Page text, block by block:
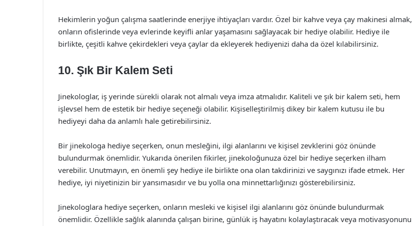
Hekimlerin yoğun çalışma saatlerinde enerjiye ihtiyaçları vardır. Özel bir kahve veya çay makinesi almak,
onların ofislerinde veya evlerinde keyifli anlar yaşamasını sağlayacak bir hediye olabilir. Hediye ile
birlikte, çeşitli kahve çekirdekleri veya çaylar da ekleyerek hediyenizi daha da özel kılabilirsiniz.
10. Şık Bir Kalem Seti
Jinekologlar, iş yerinde sürekli olarak not almalı veya imza atmalıdır. Kaliteli ve şık bir kalem seti, hem
işlevsel hem de estetik bir hediye seçeneği olabilir. Kişiselleştirilmiş dikey bir kalem kutusu ile bu
hediyeyi daha da anlamlı hale getirebilirsiniz.
Bir jinekologa hediye seçerken, onun mesleğini, ilgi alanlarını ve kişisel zevklerini göz önünde
bulundurmak önemlidir. Yukarıda önerilen fikirler, jinekoloğunuza özel bir hediye seçerken ilham
verebilir. Unutmayın, en önemli şey hediye ile birlikte ona olan takdirinizi ve saygınızı ifade etmek. Her
hediye, iyi niyetinizin bir yansımasıdır ve bu yolla ona minnettarlığınızı gösterebilirsiniz.
Jinekologlara hediye seçerken, onların mesleki ve kişisel ilgi alanlarını göz önünde bulundurmak
önemlidir. Özellikle sağlık alanında çalışan birine, günlük iş hayatını kolaylaştıracak veya motivasyonunu